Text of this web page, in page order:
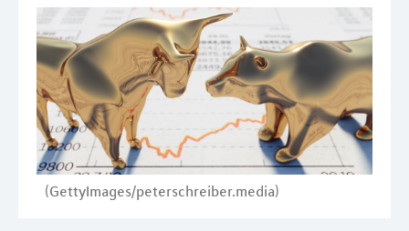
(GettyImages/peterschreiber.media)